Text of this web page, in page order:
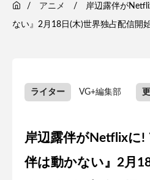
アニメ 岸辺露伴が
ない』2月18日(木)世界独占配信開
ライター VG+編集部
岸辺露伴がNetflixに!
伴は動かない』2月